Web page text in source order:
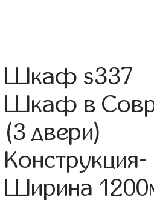
Шкаф s337
Шкаф в
(3 двери)
Ширина